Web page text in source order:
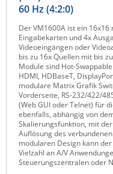
SIRIO Antenne
Sunbird
Tactical Software
TEKTELIC
Teltonika
Unwired Networks
Vision
WATTECO
60 Hz (4:2:0)
Der VM1600A ist ein
Eingabekarten und 4x
Videoeingängen oder
bis zu 16x Quellen mit bis
Module sind Hot-
HDMI, HDBaseT,
modulare Matrix Grafik
Vorderseite, RS-232/422/
(Web GUI oder Telnet) für
ebenfalls, abhängig von
Skalierungsfunktion, mit
Auflösung des
modularen Design kann
Vielzahl an A/V
Steuerungszentralen oder